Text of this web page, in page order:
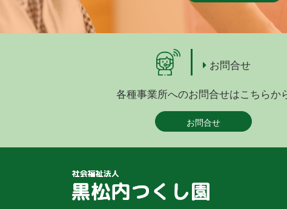
お問合せ
各種事業所へのお問合せはこちらか
お問合せ